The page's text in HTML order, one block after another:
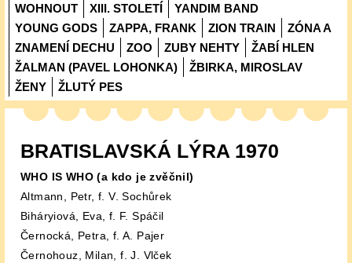
WOHNOUT
XIII. STOLETÍ
YANDIM BAND
YOUNG GODS
ZAPPA, FRANK ZION TRAIN
ZÓNA A
ZNAMENÍ DECHU
ZOO ZUBY NEHTY
ŽABÍ HLEN
ŽALMAN (PAVEL LOHONKA)
ŽBIRKA, MIROSLAV
ŽENY
ŽLUTÝ PES
BRATISLAVSKÁ LÝRA 1970
WHO IS WHO (a kdo je zvěčnil)
Altmann, Petr, f. V. Sochůrek
Biháryiová, Eva, f. F. Spáčil
Černocká, Petra, f. A. Pajer
Černohouz, Milan, f. J. Vlček